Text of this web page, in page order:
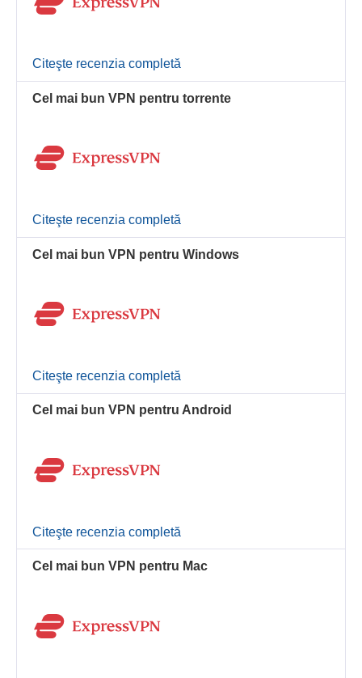
Citeşte recenzia completă
Cel mai bun VPN pentru torrente
Citeşte recenzia completă
Cel mai bun VPN pentru Windows
Citeşte recenzia completă
Cel mai bun VPN pentru Android
Citeşte recenzia completă
Cel mai bun VPN pentru Mac